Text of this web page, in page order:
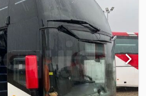
Umweltplakette, Euro 6 Motor,
ABS, ASR, Hebe- u.
Retarder, Tempomat, digitaler
Lautsprecher, Mikrofon,
USB-Anschluss, DVD-Player,
Mittel-Toilette,
36+2+1, Schlafsitze rückwärts u.
Leselampen, Service-Ruf,